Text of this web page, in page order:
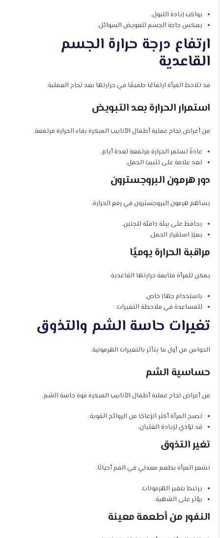
يواكب زيادة التبول.
يعكس حاجة الجسم لتعويض السوائل.
ارتفاع درجة حرارة الجسم
القاعدية
قد تلاحظ المرأة ارتفاعًا طفيفًا في حرارتها بعد نجاح العملية.
استمرار الحرارة بعد التبويض
من أعراض نجاح عملية أطفال الأنابيب المبكرة بقاء الحرارة مرتفعة.
عادةً تستمر الحرارة مرتفعة لعدة أيام.
تعد علامة على تثبيت الحمل.
دور هرمون البروجسترون
يساهم هرمون البروجسترون في رفع الحرارة.
يحافظ على بيئة دافئة للجنين.
يعزز استقرار الحمل.
مراقبة الحرارة يوميًا
يمكن للمرأة متابعة حرارتها القاعدية.
باستخدام جهاز خاص.
للمساعدة في ملاحظة التغيرات.
تغيرات حاسة الشم والتذوق
الحواس من أول ما يتأثر بالتغيرات الهرمونية.
حساسية الشم
من أعراض نجاح عملية أطفال الأنابيب المبكرة قوة حاسة الشم.
تصبح المرأة أكثر انزعاجًا من الروائح القوية.
قد تؤدي لزيادة الغثيان.
تغير التذوق
تشعر المرأة بطعم معدني في الفم أحيانًا.
يرتبط بتغير الهرمونات.
يؤثر على الشهية.
النفور من أطعمة معينة